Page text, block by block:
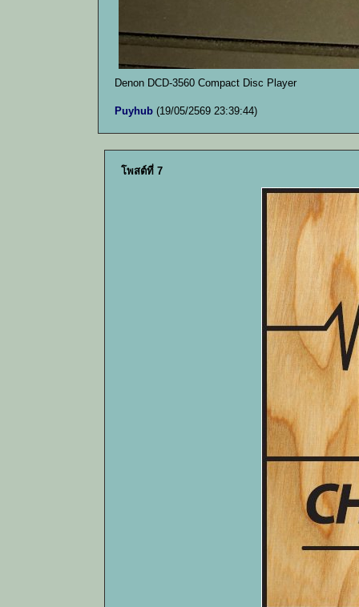
Denon DCD-3560 Compact Disc Player
Puyhub (19/05/2569 23:39:44)
โพสต์ที่ 7